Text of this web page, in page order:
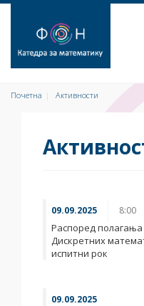
Почетна Активности
09.09.2025 8:00
Распоред полагања
Дискретних
испитни рок
09.09.2025